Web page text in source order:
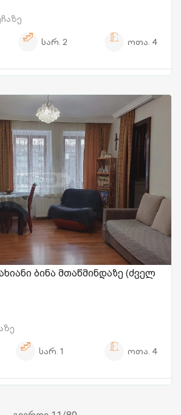
სარ. 2 ოთა. 4
ბინა მთაწმინდაზე (ძველ
სარ. 1 ოთა. 4